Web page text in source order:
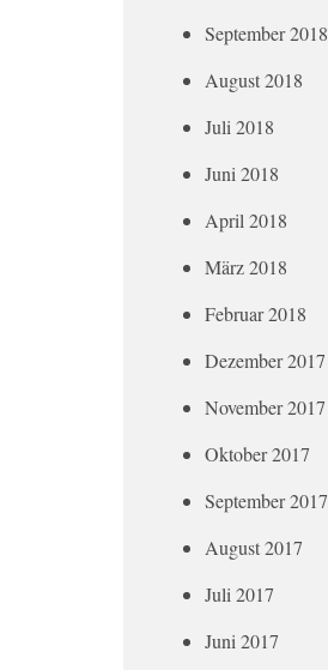
September 2018
August 2018
Juli 2018
Juni 2018
April 2018
März 2018
Februar 2018
Dezember 2017
November 2017
Oktober 2017
September 2017
August 2017
Juli 2017
Juni 2017